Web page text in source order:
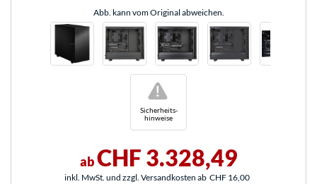
Abb. kann vom Original abweichen.
Sicherheits-
hinweise
!
ab CHF 3.328,49
inkl. MwSt. und zzgl. Versandkosten ab CHF 16,00